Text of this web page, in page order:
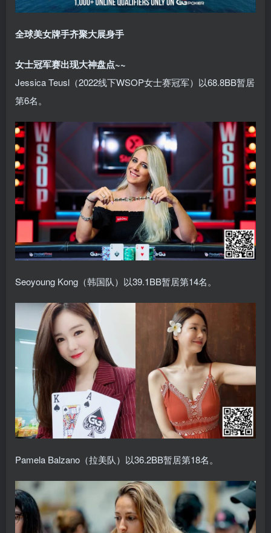
全球美女牌手齐聚大展身手
女士冠军赛出现大神盘点~~
Jessica Teusl（2022线下WSOP女士赛冠军）以68.8BB暂居
第6名。
Seoyoung Kong（韩国队）以39.1BB暂居第14名。
Pamela Balzano（拉美队）以36.2BB暂居第18名。